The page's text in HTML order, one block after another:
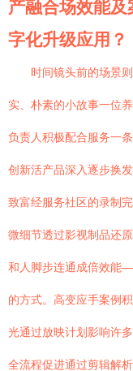
产融合场效能
字化升级应用？
时间镜头前的场景
实、朴素的小故事一位
负责人积极配合服务一
创新活产品深入逐步换
致富经服务社区的录制
微细节透过影视制品还
和人脚步连通成倍效能
的方式。高变应手案例
光通过放映计划影响许
全流程促进通过剪辑解